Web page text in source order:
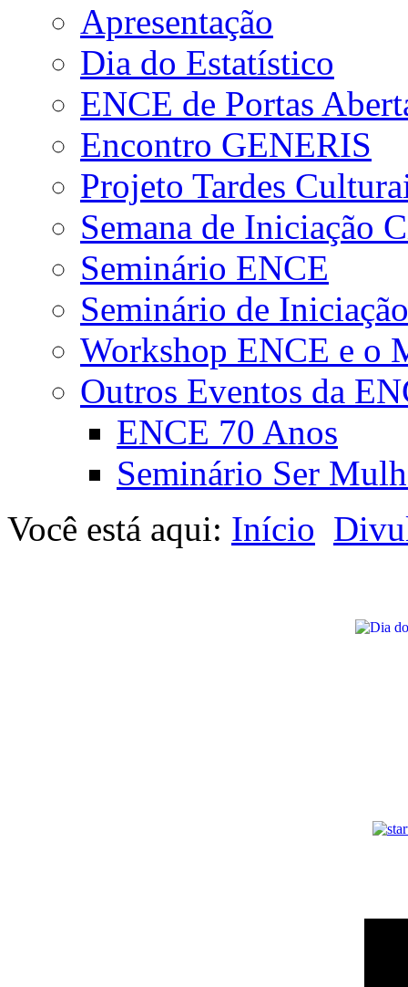
Apresentação
Dia do Estatístico
ENCE de Portas
Encontro GENERIS
Projeto Tardes
Semana de Iniciação
Seminário ENCE
Seminário de
Workshop ENCE e o
Outros Eventos da
ENCE 70 Anos
Seminário Ser
Você está aqui: Início